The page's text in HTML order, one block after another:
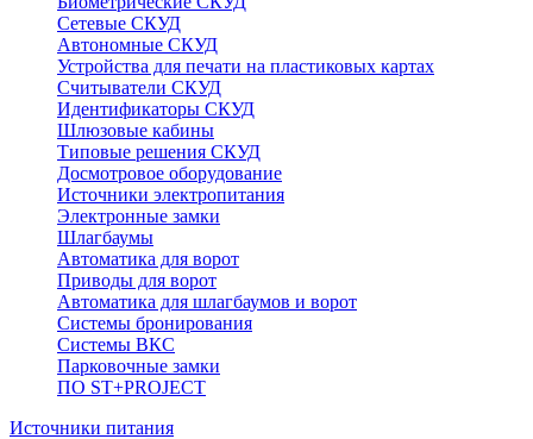
Сетевые СКУД
Автономные СКУД
Устройства для печати на пластиковых картах
Считыватели СКУД
Идентификаторы СКУД
Шлюзовые кабины
Типовые решения СКУД
Досмотровое оборудование
Источники электропитания
Электронные замки
Шлагбаумы
Автоматика для ворот
Приводы для ворот
Автоматика для шлагбаумов и ворот
Системы бронирования
Системы ВКС
Парковочные замки
ПО ST+PROJECT
Источники питания